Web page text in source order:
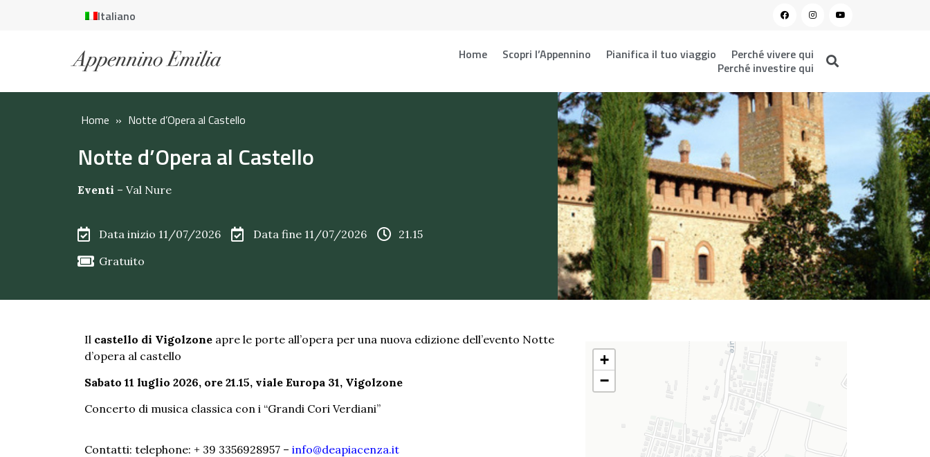
Italiano
Home Scopri l’Appennino Pianifica il tuo viaggio
Perché vivere qui
Perché investire qui
Home » Notte d’Opera al Castello
Notte d’Opera al Castello
Eventi – Val Nure
Data inizio 11/07/2026 Data fine 11/07/2026
21.15
Gratuito
Il castello di Vigolzone apre le porte all’opera per una nuova edizione dell’evento Notte
d’opera al castello
Sabato 11 luglio 2026, ore 21.15, viale Europa 31, Vigolzone
Concerto di musica classica con i “Grandi Cori Verdiani”
Contatti: telephone: + 39 3356928957 – info@deapiacenza.it
+
−